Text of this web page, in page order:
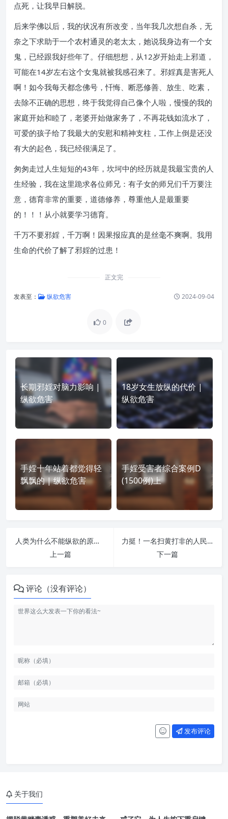
点死，让我早日解脱。
后来学佛以后，我的状况有所改变，当年我几次想自杀，无
奈之下求助于一个农村通灵的老太太，她说我身边有一个女
鬼，已经跟我好些年了。仔细想想，从12岁开始走上邪道，
可能在14岁左右这个女鬼就被我感召来了。邪婬真是害死人
啊！如今我每天都念佛号，忏悔、断恶修善、放生、吃素，
去除不正确的思想，终于我觉得自己像个人啦，慢慢的我的
家庭开始和睦了，老婆开始做家务了，不再花钱如流水了，
可爱的孩子给了我最大的安慰和精神支柱，工作上倒是还没
有大的起色，我已经很满足了。
匆匆走过人生短短的43年，坎坷中的经历就是我最宝贵的人
生经验，我在这里跪求各位师兄：有子女的师兄们千万要注
意，德育非常的重要，道德修养，尊重他人是最重要
的！！！从小就要学习德育。
千万不要邪婬，千万啊！因果报应真的是丝毫不爽啊。我用
生命的代价了解了邪婬的过患！
正文完
发表至： 纵欲危害 2024-09-04
0
长期邪婬对脑力影响 |
纵欲危害
18岁女生放纵的代价 |
纵欲危害
手婬十年站着都觉得轻
飘飘的 | 纵欲危害
手婬受害者综合案例D
(1500例)上
人类为什么不能纵欲的原因 | 纵欲危害
上一篇
力挺！一名扫黄打非的人民警察宣誓：坚决跟一切色倩斗争到底！ | 纵欲危害
下一篇
评论（没有评论）
发布评论
关于我们